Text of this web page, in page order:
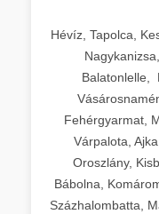
Hévíz, Tapolca,
Balatonlelle,
Fehérgyarmat,
Várpalota,
Oroszlány,
Bábolna,
Százhalombatta,